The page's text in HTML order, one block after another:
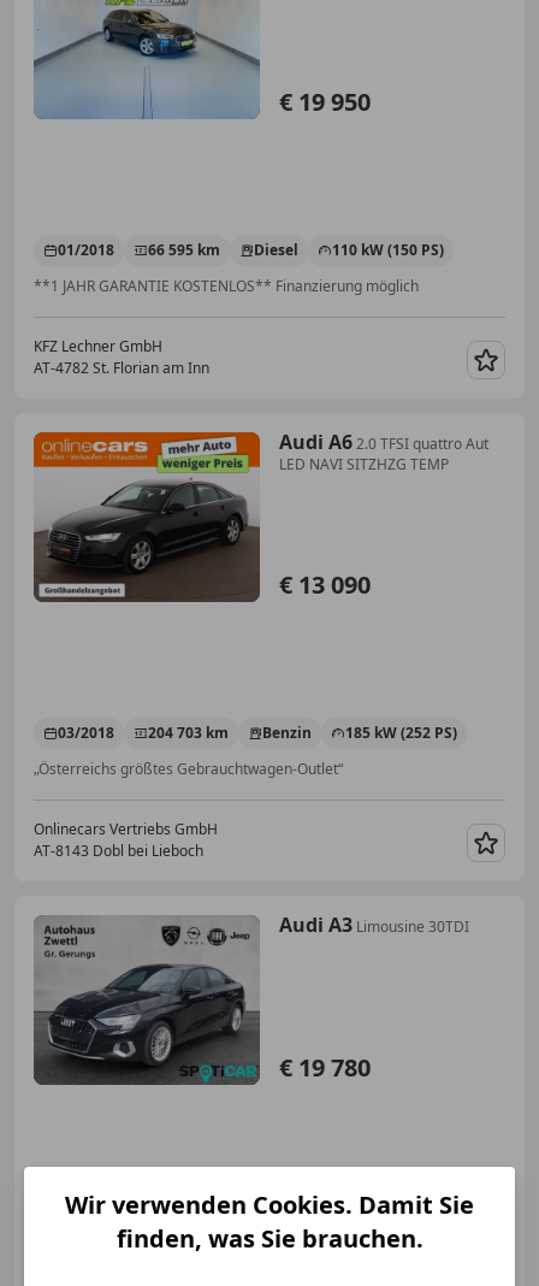
€ 19 950
01/2018 66 595 km Diesel
110 kW (150 PS)
**1 JAHR GARANTIE KOSTENLOS** Finanzierung möglich
KFZ Lechner GmbH
AT-4782 St. Florian am Inn
Audi A62.0 TFSI quattro Aut
LED NAVI SITZHZG TEMP
€ 13 090
03/2018 204 703 km Benzin
185 kW (252 PS)
„Österreichs größtes Gebrauchtwagen-Outlet“
Onlinecars Vertriebs GmbH
AT-8143 Dobl bei Lieboch
Audi A3 Limousine 30TDI
€ 19 780
11/2021 83 000 km Diesel
85 kW (116 PS)
Wir verwenden Cookies. Damit Sie
finden, was Sie brauchen.